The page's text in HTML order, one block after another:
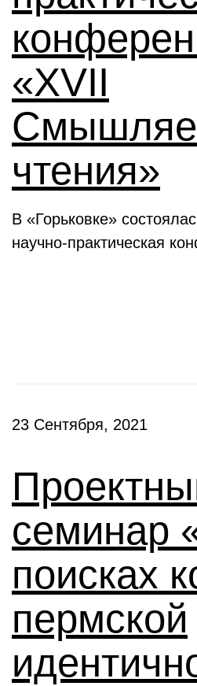
«XVII
чтения»
В «Горьковке»
научно-практическая
23 Сентября, 2021
семинар
поисках
пермской